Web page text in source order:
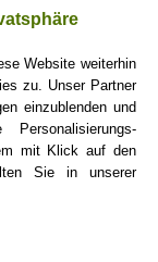
Website weiterhin
zu. Unser Partner
einzublenden und
mit Klick auf den
Sie in unserer